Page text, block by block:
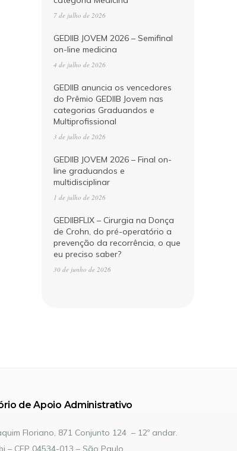
7 de julho de 2026
GEDIIB JOVEM 2026 – Semifinal
on-line medicina
4 de julho de 2026
GEDIIB anuncia os vencedores
do Prêmio GEDIIB Jovem nas
categorias Graduandos e
Multiprofissional
3 de julho de 2026
GEDIIB JOVEM 2026 – Final on-
line graduandos e
multidisciplinar
1 de julho de 2026
GEDIIBFLIX – Cirurgia na Donça
de Crohn, do pré-operatório a
prevenção da recorrência, o que
eu preciso saber?
30 de junho de 2026
de Apoio Administrativo
Floriano, 871 Conjunto 124 – 12º andar.
– CEP 04534-013 – São Paulo